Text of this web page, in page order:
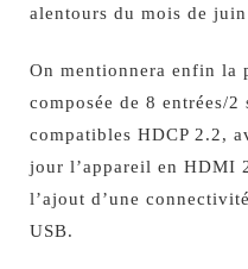
alentours du mois de
On mentionnera enfin la
composée de 8 entrées/
compatibles HDCP 2.2,
jour l’appareil en HDMI
l’ajout d’une
USB.